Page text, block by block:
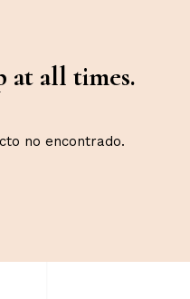
at all times.
no encontrado.